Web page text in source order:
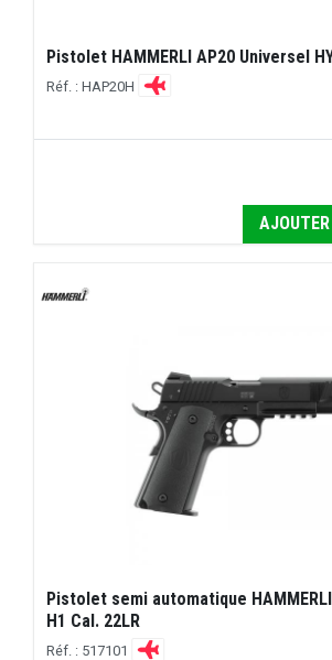
Pistolet HAMMERLI AP20 Universel
Réf. : HAP20H
Pistolet semi automatique HAMMERLI
H1 Cal. 22LR
Réf. : 517101